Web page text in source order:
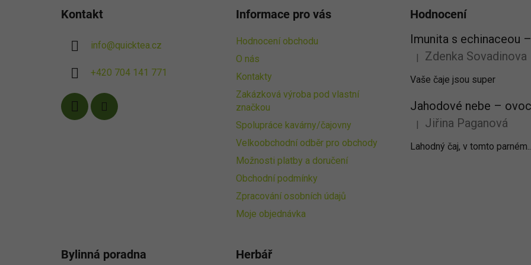
Kontakt
info@quicktea.cz
+420 704 141 771
Informace pro vás
Hodnocení obchodu
O nás
Kontakty
Zakázková výroba pod vlastní
značkou
Spolupráce kavárny/čajovny
Velkoobchodní odběr pro obchody
Možnosti platby a doručení
Obchodní podmínky
Zpracování osobních údajů
Moje objednávka
Hodnocení
Hodnocení produktu je 5 z 5
Zdenka Sovadinova
Vaše čaje jsou super
Hodnocení produktu je 5 z 5
Jiřina Paganová
Lahodný čaj, v tomto parném...
Bylinná poradna Herbář